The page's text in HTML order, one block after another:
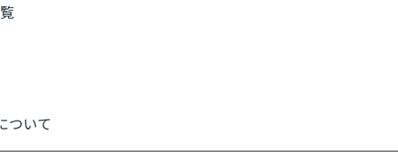
ついて